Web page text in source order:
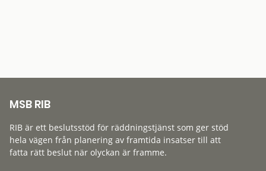
MSB RIB
RIB är ett beslutsstöd för räddningstjänst som ger stöd
hela vägen från planering av framtida insatser till att
fatta rätt beslut när olyckan är framme.